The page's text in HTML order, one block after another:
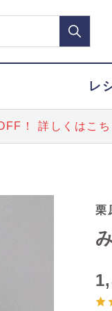
レ
！ 詳しくはこ
栗